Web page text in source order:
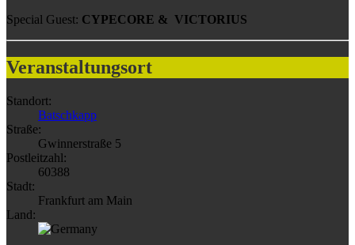
Special Guest: CYPECORE & VICTORIUS
Veranstaltungsort
Standort:
Batschkapp
Straße:
Gwinnerstraße 5
Postleitzahl:
60388
Stadt:
Frankfurt am Main
Land: